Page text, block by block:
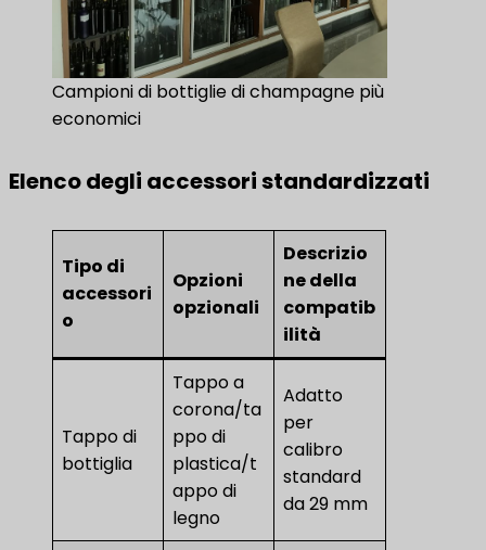
Campioni di bottiglie di champagne più
economici
Elenco degli accessori standardizzati
Tipo di
accessori
o
Opzioni
opzionali
Descrizio
ne della
compatib
ilità
Tappo di
bottiglia
Tappo a
corona/ta
ppo di
plastica/t
appo di
legno
Adatto
per
calibro
standard
da 29 mm